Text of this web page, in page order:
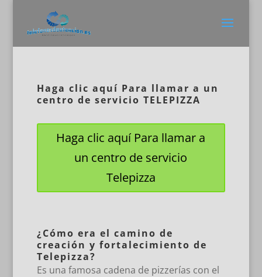
Haga clic aquí Para llamar a un
centro de servicio TELEPIZZA
Haga clic aquí Para llamar a
un centro de servicio
Telepizza
¿Cómo era el camino de
creación y fortalecimiento de
Telepizza?
Es una famosa cadena de pizzerías con el